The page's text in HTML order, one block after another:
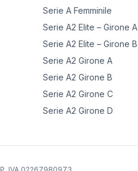
Serie A Femminile
Serie A2 Elite – Girone A
Serie A2 Elite – Girone B
Serie A2 Girone A
Serie A2 Girone B
Serie A2 Girone C
Serie A2 Girone D